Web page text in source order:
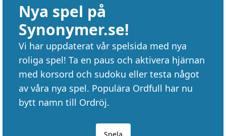
Nya spel på
Synonymer.se!
Vi har uppdaterat vår spelsida med nya
roliga spel! Ta en paus och aktivera hjärnan
med korsord och sudoku eller testa något
av våra nya spel. Populära Ordfull har nu
bytt namn till Ordröj.